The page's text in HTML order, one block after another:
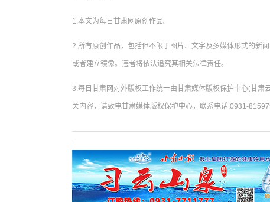
1.本文为每日甘肃网原创作品。
2.所有原创作品，包括但不限于图片、文字及多媒体形式的新
或者建立镜像。违者将依法追究其相关法律责任。
3.每日甘肃网对外版权工作统一由甘肃媒体版权保护中心(甘
关内容，请致电甘肃媒体版权保护中心，联系电话:0931-